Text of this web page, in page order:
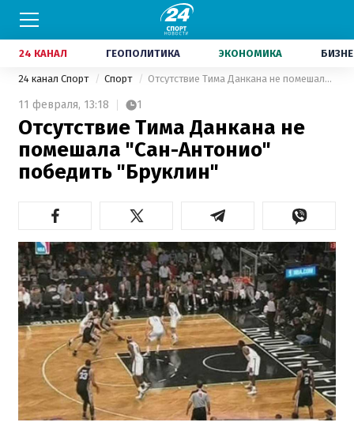
24 КАНАЛ ГЕОПОЛИТИКА ЭКОНОМИКА
24 канал Спорт Спорт Отсутствие Тима Данкана не помешала "Сан-Антонио" победить "Бруклин"
11 февраля, 13:18 1
Отсутствие Тима Данкана не
помешала "Сан-Антонио"
победить "Бруклин"